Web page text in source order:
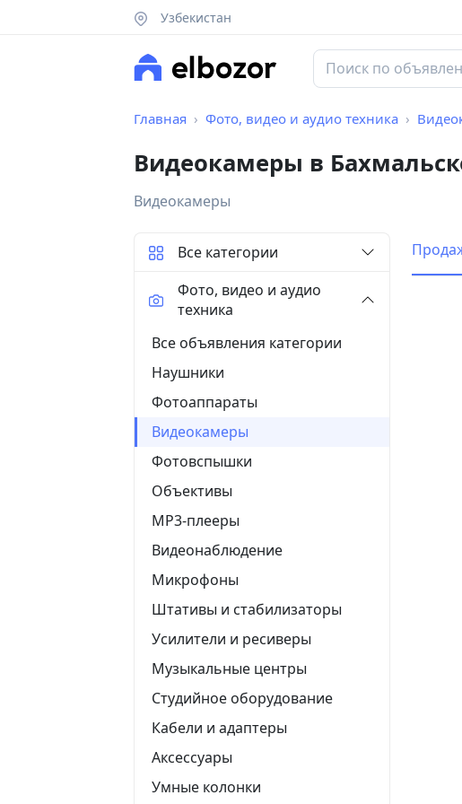
Узбекистан
Главная Фото, видео и аудио техника
Видеокамеры в
Видеокамеры
Все категории
Фото, видео и аудио
техника
Все объявления категории
Наушники
Фотоаппараты
Видеокамеры
Фотовспышки
Объективы
MP3-плееры
Видеонаблюдение
Микрофоны
Штативы и стабилизаторы
Усилители и ресиверы
Музыкальные центры
Студийное оборудование
Кабели и адаптеры
Аксессуары
Умные колонки